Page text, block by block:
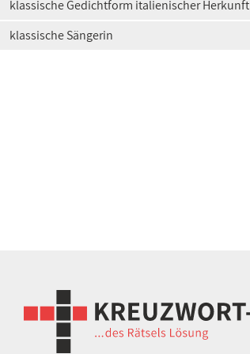
klassische Gedichtform italienischer Herkunft
klassische Sängerin